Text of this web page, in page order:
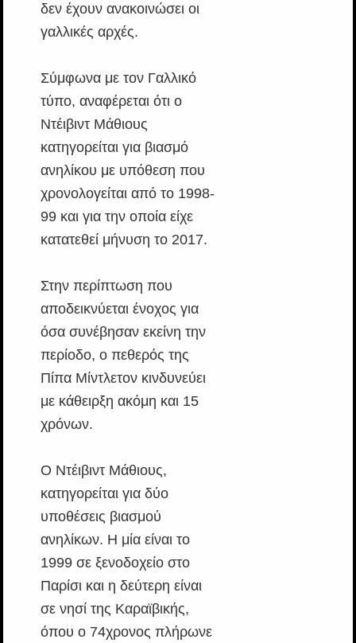
δεν έχουν ανακοινώσει οι
γαλλικές αρχές.
Σύμφωνα με τον Γαλλικό
τύπο, αναφέρεται ότι ο
Ντέιβιντ Μάθιους
κατηγορείται για βιασμό
ανηλίκου με υπόθεση που
χρονολογείται από το 1998-
99 και για την οποία είχε
κατατεθεί μήνυση το 2017.
Στην περίπτωση που
αποδεικνύεται ένοχος για
όσα συνέβησαν εκείνη την
περίοδο, ο πεθερός της
Πίπα Μίντλετον κινδυνεύει
με κάθειρξη ακόμη και 15
χρόνων.
Ο Ντέιβιντ Μάθιους,
κατηγορείται για δύο
υποθέσεις βιασμού
ανηλίκων. Η μία είναι το
1999 σε ξενοδοχείο στο
Παρίσι και η δεύτερη είναι
σε νησί της Καραϊβικής,
όπου ο 74χρονος πλήρωνε